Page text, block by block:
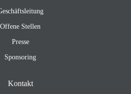
Offene Stellen
Presse
Sponsoring
Kontakt